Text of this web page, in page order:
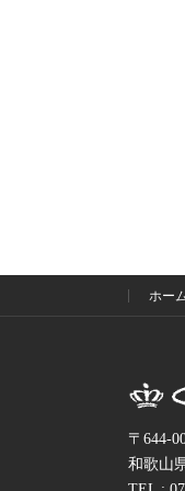
ホー
〒644-
和歌山